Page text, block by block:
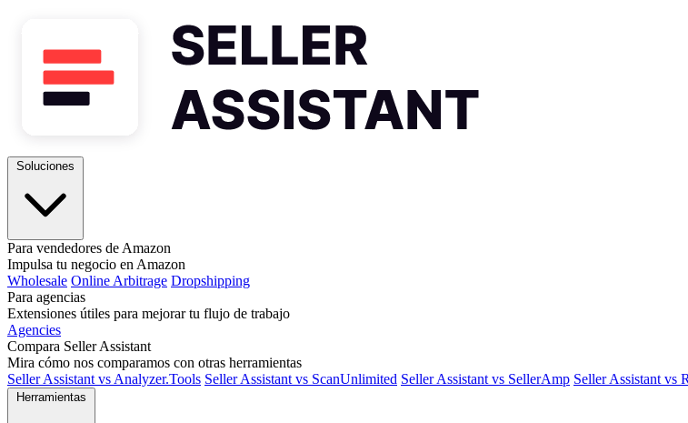
Para vendedores de Amazon
Impulsa tu negocio en Amazon
Wholesale Online Arbitrage Dropshipping
Para agencias
Extensiones útiles para mejorar tu flujo de trabajo
Agencies
Compara Seller Assistant
Mira cómo nos comparamos con otras herramientas
Seller Assistant vs Analyzer.Tools Seller Assistant vs ScanUnlimited Seller Assistant vs SellerAmp Seller Assistant vs